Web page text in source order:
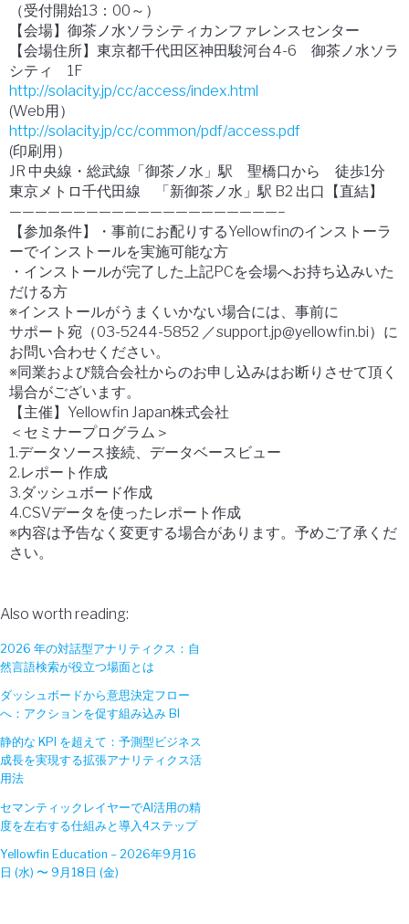
（受付開始13：00～）
【会場】御茶ノ水ソラシティカンファレンスセンター
【会場住所】東京都千代田区神田駿河台4-6 御茶ノ水ソラ
シティ 1F
http://solacity.jp/cc/access/index.html
(Web用）
http://solacity.jp/cc/common/pdf/access.pdf
(印刷用）
JR 中央線・総武線「御茶ノ水」駅 聖橋口から 徒歩1分
東京メトロ千代田線 「新御茶ノ水」駅 B2 出口【直結】
—————————————————————–
【参加条件】・事前にお配りするYellowfinのインストーラ
ーでインストールを実施可能な方
・インストールが完了した上記PCを会場へお持ち込みいた
だける方
※インストールがうまくいかない場合には、事前に
サポート宛（03-5244-5852 ／support.jp@yellowfin.bi）に
お問い合わせください。
※同業および競合会社からのお申し込みはお断りさせて頂く
場合がございます。
【主催】Yellowfin Japan株式会社
＜セミナープログラム＞
1.データソース接続、データベースビュー
2.レポート作成
3.ダッシュボード作成
4.CSVデータを使ったレポート作成
※内容は予告なく変更する場合があります。予めご了承くだ
さい。
Also worth reading:
2026 年の対話型アナリティクス：自
然言語検索が役立つ場面とは
ダッシュボードから意思決定フロー
へ：アクションを促す組み込み BI
静的な KPI を超えて：予測型ビジネス
成長を実現する拡張アナリティクス活
用法
セマンティックレイヤーでAI活用の精
度を左右する仕組みと導入4ステップ
Yellowfin Education – 2026年9月16
日 (水) 〜 9月18日 (金)